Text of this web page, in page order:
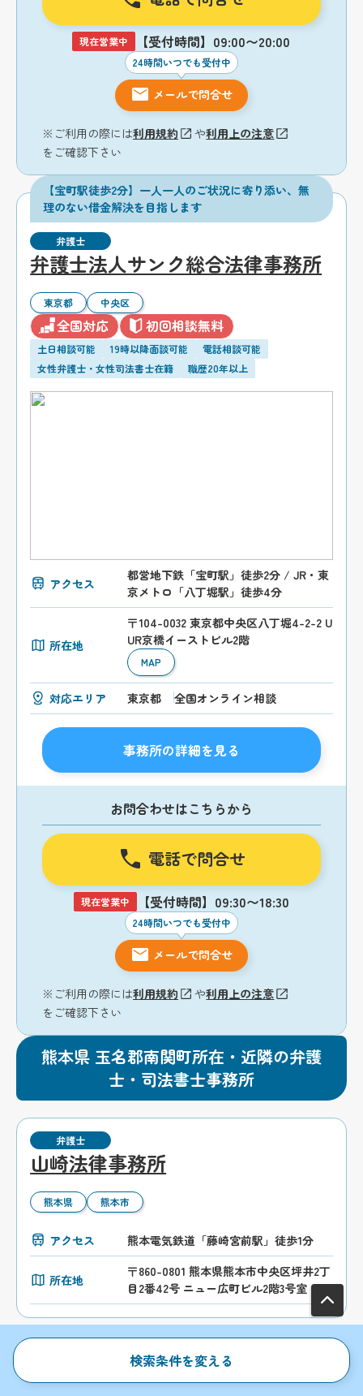
現在営業中 【受付時間】09:00〜20:00
24時間いつでも受付中
メールで問合せ
※ご利用の際には利用規約 や利用上の注意
をご確認下さい
【宝町駅徒歩2分】一人一人のご状況に寄り添い、無
理のない借金解決を目指します
弁護士
弁護士法人サンク総合法律事務所
東京都 中央区
全国対応 初回相談無料
土日相談可能 19時以降面談可能
電話相談可能
女性弁護士・女性司法書士在籍
職歴20年以上
アクセス
都営地下鉄「宝町駅」徒歩2分 / JR・東
京メトロ「八丁堀駅」徒歩4分
所在地
〒104-0032 東京都中央区八丁堀4-2-2 U
UR京橋イーストビル2階
MAP
対応エリア 東京都 全国オンライン相談
事務所の詳細を見る
お問合わせはこちらから
電話で問合せ
現在営業中 【受付時間】09:30〜18:30
24時間いつでも受付中
メールで問合せ
※ご利用の際には利用規約 や利用上の注意
をご確認下さい
熊本県 玉名郡南関町所在・近隣の弁護
士・司法書士事務所
弁護士
山崎法律事務所
熊本県 熊本市
アクセス 熊本電気鉄道「藤崎宮前駅」徒歩1分
所在地
〒860-0801 熊本県熊本市中央区坪井2丁
目2番42号 ニュー広町ビル2階3号室
弁護士法人ひのくに 熊本事務所
検索条件を変える